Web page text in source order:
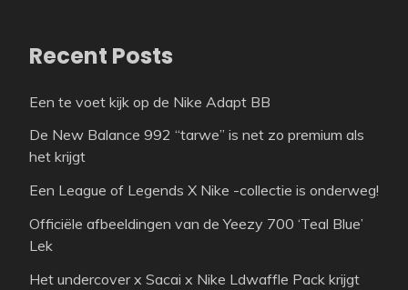
Recent Posts
Een te voet kijk op de Nike Adapt BB
De New Balance 992 “tarwe” is net zo premium als
het krijgt
Een League of Legends X Nike -collectie is onderweg!
Officiële afbeeldingen van de Yeezy 700 ‘Teal Blue’
Lek
Het undercover x Sacai x Nike Ldwaffle Pack krijgt